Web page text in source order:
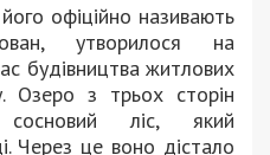
офіційно називають
утворилося на
будівництва житлових
Озеро з трьох сторін
ліс, який
Через це воно дістало